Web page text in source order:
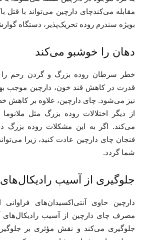
مقابله می‌کندچای دارچین می‌تواند با قتل
بویژه سندرم روده تحریک‌پذیر، دستگاه
دهان را خوشبو می‌کند
خطر سرطان روده بزرگ و گردن رحم
قدرت در کاهش قند خون، دارچین موجب
نیز می‌شود. چای دارچین، علاوه بر کاهش
از دیگر اختلالات روده بزرگ مثل
می‌کند. اگر به این مشکلات روده بزرگ
فنجان چای دارچین عادت کنید، زیرا
شما گردد.
جلوگیری از آسیب رادیکال‌های
دارچین حاوی آنتی‌اکسیدان‌های
مصرف چای دارچین از آسیب رادیکال‌های
جلوگیری می‌کند و نقش مؤثری بر